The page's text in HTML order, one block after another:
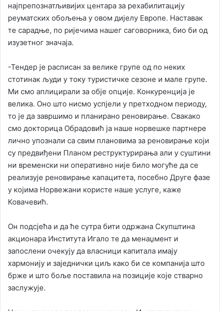
најпрепознатљивијих центара за рехабилитацију
реуматских обољења у овом дијелу Европе. Наставак
те сарадње, по ријечима нашег саговорника, био би од
изузетног значаја.
-Тендер је расписан за велике групе од по неких
стотинак људи у току туристичке сезоне и мале групе.
Ми смо аплицирали за обје опције. Конкуренција је
велика. Оно што нисмо успјели у претходном периоду,
то је да завршимо и планирано реновирање. Свакако
смо докторица Обрадовић ја наше норвешке партнере
лично упознали са свим плановима за реновирање који
су предвиђени Планом реструктурирања али у суштини
ни временски ни оперативно није било могуће да се
реализује реновирање капацитета, посебно Друге фазе
у којима Норвежани користе наше услуге, каже
Ковачевић.
Он подсјећа и да ће сутра бити одржана Скупштина
акционара Института Игало те да менаџмент и
запослени очекују да власници капитала имају
хармонију и заједнички циљ како би се компанија што
брже и што боље поставила на позиције које стварно
заслужује.